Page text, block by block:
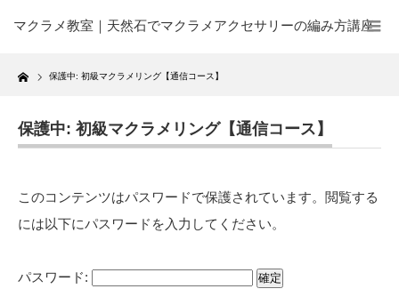
マクラメ教室｜天然石でマクラメアクセサリーの編み方講座
Home 保護中: 初級マクラメリング【通信コース】
保護中: 初級マクラメリング【通信コース】
このコンテンツはパスワードで保護されています。閲覧する
には以下にパスワードを入力してください。
パスワード: